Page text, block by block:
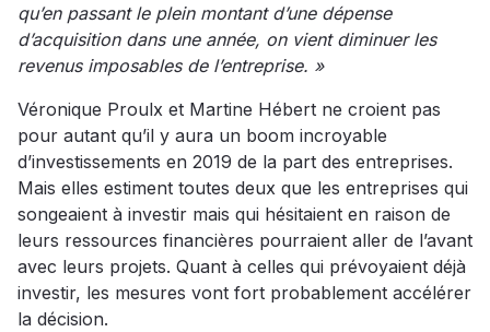
qu’en passant le plein montant d’une dépense
d’acquisition dans une année, on vient diminuer les
revenus imposables de l’entreprise. »
Véronique Proulx et Martine Hébert ne croient pas
pour autant qu’il y aura un boom incroyable
d’investissements en 2019 de la part des entreprises.
Mais elles estiment toutes deux que les entreprises qui
songeaient à investir mais qui hésitaient en raison de
leurs ressources financières pourraient aller de l’avant
avec leurs projets. Quant à celles qui prévoyaient déjà
investir, les mesures vont fort probablement accélérer
la décision.